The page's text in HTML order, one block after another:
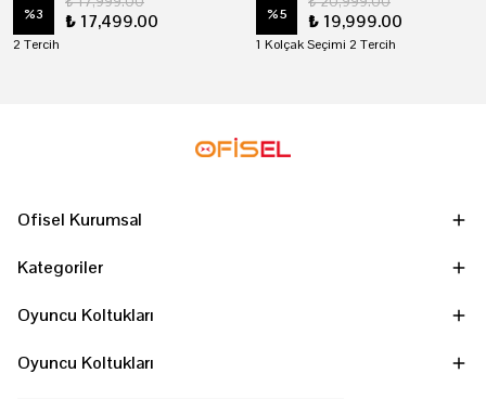
%3 ₺ 17,499.00
2 Tercih
%5 ₺ 19,999.00
1 Kolçak Seçimi 2 Tercih
Ofisel Kurumsal
Kategoriler
Oyuncu Koltukları
Oyuncu Koltukları